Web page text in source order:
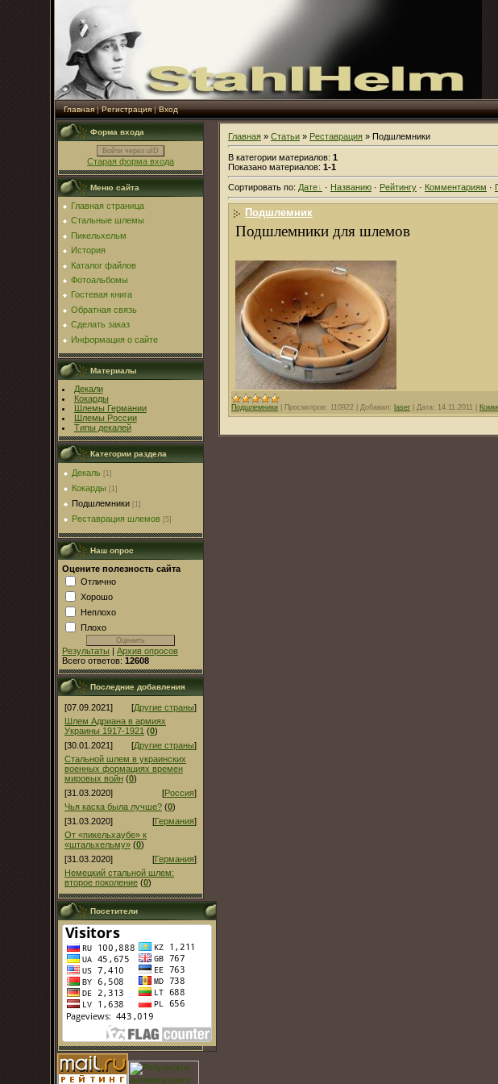
Главная|Регистрация|Вход
Форма входа
Войти через uID
Старая форма входа
Меню сайта
Главная страница
Стальные шлемы
Пикельхельм
История
Каталог файлов
Фотоальбомы
Гостевая книга
Обратная связь
Сделать заказ
Информация о сайте
Материалы
Декали
Кокарды
Шлемы Германии
Шлемы России
Типы декалей
Категории раздела
Декаль [1]
Кокарды [1]
Подшлемники [1]
Реставрация шлемов [5]
Наш опрос
Оцените полезность сайта
Отлично
Хорошо
Неплохо
Плохо
Результаты | Архив опросов
Всего ответов: 12608
Последние добавления
[07.09.2021] [Другие страны]
Шлем Адриана в армиях
Украины 1917-1921 (0)
[30.01.2021]
[Другие страны]
Стальной шлем в украинских
военных формациях времен
мировых войн (0)
[31.03.2020]
[Россия]
Чья каска была лучше? (0)
[31.03.2020]
[Германия]
От «пикельхаубе» к
«штальхельму» (0)
[31.03.2020]
[Германия]
Немецкий стальной шлем:
второе поколение (0)
Посетители
Главная » Статьи » Реставрация » Подшлемники
В категории материалов: 1
Показано материалов: 1-1
Сортировать по: Дате · Названию · Рейтингу · Комментариям ·
Подшлемник
Подшлемники для шлемов
Подшлемники Просмотров: 110922 Добавил: laser Дата: 14.11.2011